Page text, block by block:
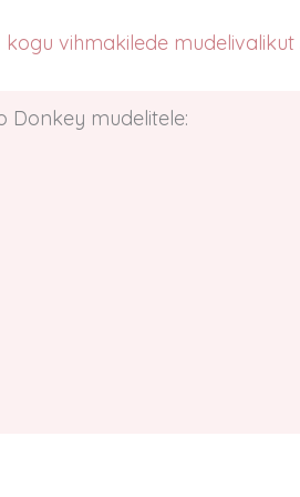
vihmakilede mudelivalikut
Donkey mudelitele: